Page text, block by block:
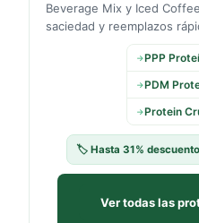
Beverage Mix y Iced
saciedad y reemplazos
→PPP
→PDM
→Protein
🏷️ Hasta 31%
Ver todas las